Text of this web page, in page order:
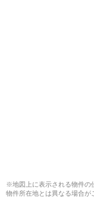
※地図上に表示される物件の
物件所在地とは異なる場合が